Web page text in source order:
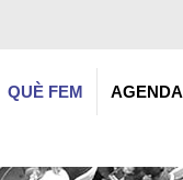
QUÈ FEM AGENDA